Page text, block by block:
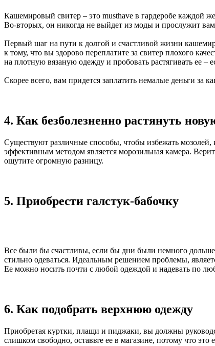
Кашемировый свитер – это musthave в гардеробе каждой
Во-вторых, он никогда не выйдет из моды и прослужит
Первый шаг на пути к долгой и счастливой жизни
к тому, что вы здорово переплатите за свитер плохого
на плотную вязаную одежду и пробовать растягивать ее –
Скорее всего, вам придется заплатить немалые деньги за
4. Как безболезненно растянуть
Существуют различные способы, чтобы избежать мозолей,
эффективным методом является морозильная камера.
ощутите огромную разницу.
5. Приобрести галстук-бабочку
Все были бы счастливы, если бы дни были немного
стильно одеваться. Идеальным решением проблемы,
Ее можно носить почти с любой одеждой и надевать по
6. Как подобрать верхнюю одежду
Приобретая куртки, плащи и пиджаки, вы должны
слишком свободно, оставьте ее в магазине, потому что